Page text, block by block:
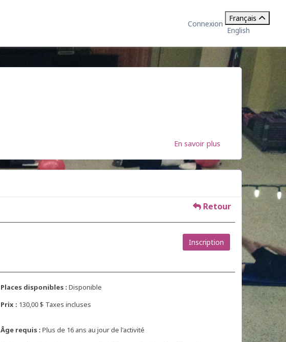
Connexion
Français
English
En savoir plus
Retour
Inscription
Places disponibles : Disponible
Prix : 130,00 $ Taxes incluses
Âge requis : Plus de 16 ans au jour de l'activité